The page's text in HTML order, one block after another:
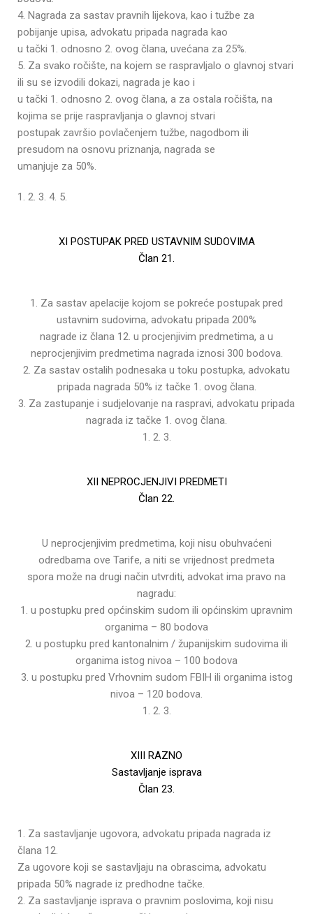
4. Nagrada za sastav pravnih lijekova, kao i tužbe za
pobijanje upisa, advokatu pripada nagrada kao
u tački 1. odnosno 2. ovog člana, uvećana za 25%.
5. Za svako ročište, na kojem se raspravljalo o glavnoj stvari
ili su se izvodili dokazi, nagrada je kao i
u tački 1. odnosno 2. ovog člana, a za ostala ročišta, na
kojima se prije raspravljanja o glavnoj stvari
postupak završio povlačenjem tužbe, nagodbom ili
presudom na osnovu priznanja, nagrada se
umanjuje za 50%.
1. 2. 3. 4. 5.
XI POSTUPAK PRED USTAVNIM SUDOVIMA
Član 21.
1. Za sastav apelacije kojom se pokreće postupak pred
ustavnim sudovima, advokatu pripada 200%
nagrade iz člana 12. u procjenjivim predmetima, a u
neprocjenjivim predmetima nagrada iznosi 300 bodova.
2. Za sastav ostalih podnesaka u toku postupka, advokatu
pripada nagrada 50% iz tačke 1. ovog člana.
3. Za zastupanje i sudjelovanje na raspravi, advokatu pripada
nagrada iz tačke 1. ovog člana.
1. 2. 3.
XII NEPROCJENJIVI PREDMETI
Član 22.
U neprocjenjivim predmetima, koji nisu obuhvaćeni
odredbama ove Tarife, a niti se vrijednost predmeta
spora može na drugi način utvrditi, advokat ima pravo na
nagradu:
1. u postupku pred općinskim sudom ili općinskim upravnim
organima – 80 bodova
2. u postupku pred kantonalnim / županijskim sudovima ili
organima istog nivoa – 100 bodova
3. u postupku pred Vrhovnim sudom FBIH ili organima istog
nivoa – 120 bodova.
1. 2. 3.
XIII RAZNO
Sastavljanje isprava
Član 23.
1. Za sastavljanje ugovora, advokatu pripada nagrada iz
člana 12.
Za ugovore koji se sastavljaju na obrascima, advokatu
pripada 50% nagrade iz predhodne tačke.
2. Za sastavljanje isprava o pravnim poslovima, koji nisu